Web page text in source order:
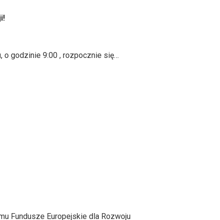
o godzinie 9:00 , rozpocznie się…
Fundusze Europejskie dla Rozwoju